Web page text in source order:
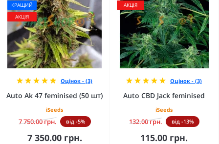
КРАЩИЙ
АКЦІЯ
Оцінок - (3)
Auto Ak 47 feminised (50 шт)
iSeeds
7 750.00 грн. від -5%
7 350.00 грн.
АКЦІЯ
Оцінок - (3)
Auto CBD Jack feminised
iSeeds
132.00 грн. від -13%
115.00 грн.